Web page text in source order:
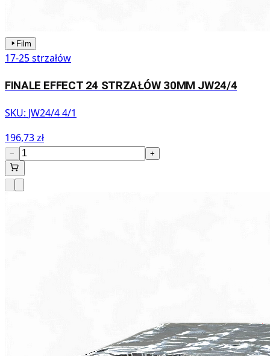
Film
17-25 strzałów
FINALE EFFECT 24 STRZAŁÓW 30MM JW24/4
SKU: JW24/4 4/1
196,73 zł
− +